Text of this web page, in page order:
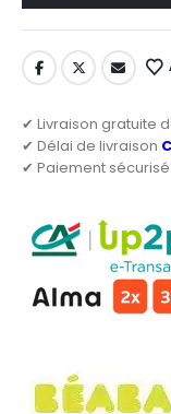
✔ Livraison gratuite
✔ Délai de livraison
✔ Paiement sécurisé